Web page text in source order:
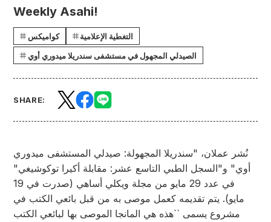
Weekly Asahi!
كواميكس
التغطية الإعلامية
الصيدلي المجهول في مستشفى سندريلا ميدوري أوي
SHARE:
نُشر عملان، "سندريلا المجهولة: صيدلي المستشفى ميدوري
أوي" و"السجل الطبي التاسع عشر: مقابلة أكيرا توكوشيغي"
في عدد 29 مايو من مجلة ويكلي أساهي (صدرت في 19
مايو). يتم تقديمه كعمل موصى به من قبل بائعي الكتب في
مشروع يسمى ``هذه هي المانجا الموصى بها لبائعي الكتب